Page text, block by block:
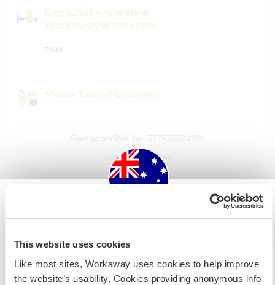
This website uses cookies
Like most sites, Workaway uses cookies to help improve
the website’s usability. Cookies providing anonymous info
Kapazität - wie viele
Workawayer maximal
zwei
Meine Tiere/Haustiere
Gastgeber Ref-Nr.: 377933324286
Website-Sicherheit
Chatte mit Workawayern, die diesen
Staatsbürger bist und du während deines Besuchs
arbeiten, studieren oder als Volunteer tätig sein willst,